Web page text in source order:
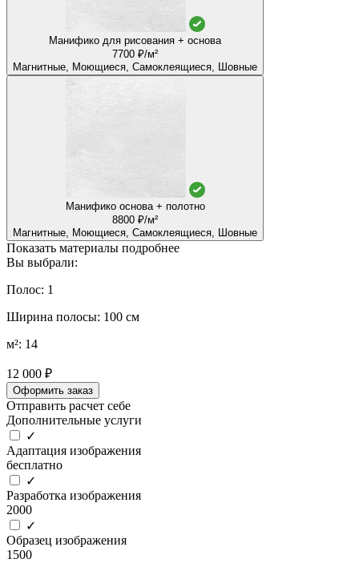
Манифико для рисования + основа
7700 ₽/м²
Магнитные, Моющиеся, Самоклеящиеся, Шовные
Манифико основа + полотно
8800 ₽/м²
Магнитные, Моющиеся, Самоклеящиеся, Шовные
Показать материалы подробнее
Вы выбрали:
Полос: 1
Ширина полосы: 100 см
м²: 14
12 000 ₽
Оформить заказ
Отправить расчет себе
Дополнительные услуги
✓
Адаптация изображения
бесплатно
✓
Разработка изображения
2000
✓
Образец изображения
1500